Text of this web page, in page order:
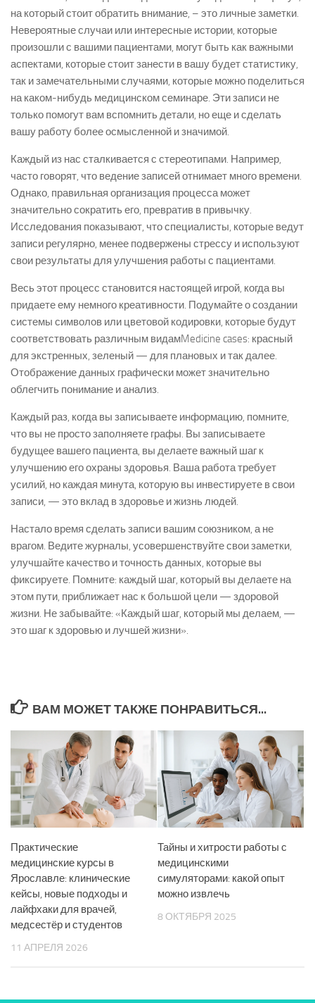
на который стоит обратить внимание, – это личные заметки.
Невероятные случаи или интересные истории, которые
произошли с вашими пациентами, могут быть как важными
аспектами, которые стоит занести в вашу будет статистику,
так и замечательными случаями, которые можно поделиться
на каком-нибудь медицинском семинаре. Эти записи не
только помогут вам вспомнить детали, но еще и сделать
вашу работу более осмысленной и значимой.
Каждый из нас сталкивается с стереотипами. Например,
часто говорят, что ведение записей отнимает много времени.
Однако, правильная организация процесса может
значительно сократить его, превратив в привычку.
Исследования показывают, что специалисты, которые ведут
записи регулярно, менее подвержены стрессу и используют
свои результаты для улучшения работы с пациентами.
Весь этот процесс становится настоящей игрой, когда вы
придаете ему немного креативности. Подумайте о создании
системы символов или цветовой кодировки, которые будут
соответствовать различным видамMedicine cases: красный
для экстренных, зеленый — для плановых и так далее.
Отображение данных графически может значительно
облегчить понимание и анализ.
Каждый раз, когда вы записываете информацию, помните,
что вы не просто заполняете графы. Вы записываете
будущее вашего пациента, вы делаете важный шаг к
улучшению его охраны здоровья. Ваша работа требует
усилий, но каждая минута, которую вы инвестируете в свои
записи, — это вклад в здоровье и жизнь людей.
Настало время сделать записи вашим союзником, а не
врагом. Ведите журналы, усовершенствуйте свои заметки,
улучшайте качество и точность данных, которые вы
фиксируете. Помните: каждый шаг, который вы делаете на
этом пути, приближает нас к большой цели — здоровой
жизни. Не забывайте: «Каждый шаг, который мы делаем, —
это шаг к здоровью и лучшей жизни».
ВАМ МОЖЕТ ТАКЖЕ ПОНРАВИТЬСЯ...
Практические
медицинские курсы в
Ярославле: клинические
кейсы, новые подходы и
лайфхаки для врачей,
медсестёр и студентов
11 АПРЕЛЯ 2026
Тайны и хитрости работы с
медицинскими
симуляторами: какой опыт
можно извлечь
8 ОКТЯБРЯ 2025